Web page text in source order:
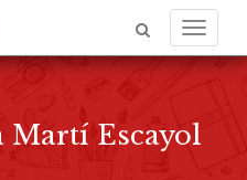
Menu
Escayol